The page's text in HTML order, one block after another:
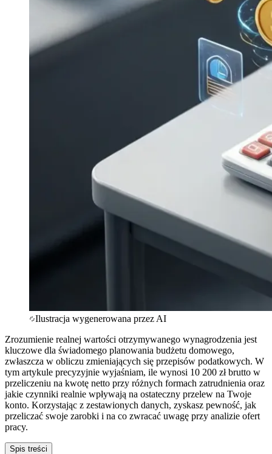
Ilustracja wygenerowana przez AI
Zrozumienie realnej wartości otrzymywanego wynagrodzenia jest
kluczowe dla świadomego planowania budżetu domowego,
zwłaszcza w obliczu zmieniających się przepisów podatkowych. W
tym artykule precyzyjnie wyjaśniam, ile wynosi 10 200 zł brutto w
przeliczeniu na kwotę netto przy różnych formach zatrudnienia oraz
jakie czynniki realnie wpływają na ostateczny przelew na Twoje
konto. Korzystając z zestawionych danych, zyskasz pewność, jak
przeliczać swoje zarobki i na co zwracać uwagę przy analizie ofert
pracy.
Spis treści